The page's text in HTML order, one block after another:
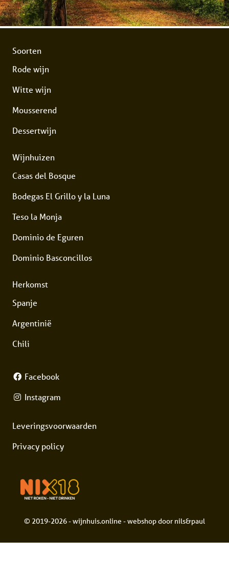
Soorten
Rode wijn
Witte wijn
Mousserend
Dessertwijn
Wijnhuizen
Casas del Bosque
Bodegas El Grillo y la Luna
Teso la Monja
Dominio de Eguren
Dominio Basconcillos
Herkomst
Spanje
Argentinië
Chili
Facebook
Instagram
Leveringsvoorwaarden
Privacy policy
© 2019-2026 - wijnhuis.online - webshop door nils&paul